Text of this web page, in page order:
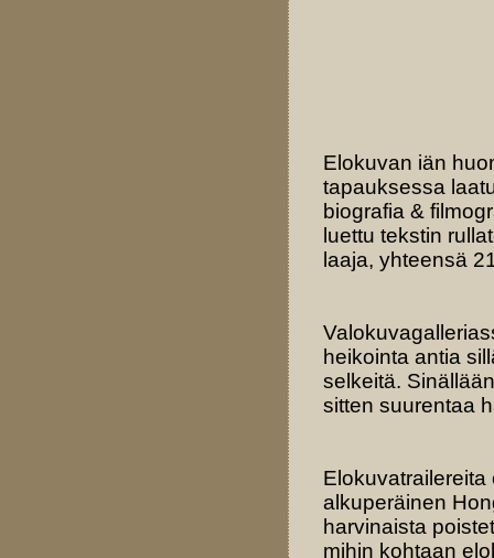
Elokuvan iän
tapauksessa
biografia &
luettu tekstin
laaja, yhteensä
heikointa antia
selkeitä.
sitten suurentaa
Elokuvatrailereita
alkuperäinen
harvinaista
mihin kohtaan